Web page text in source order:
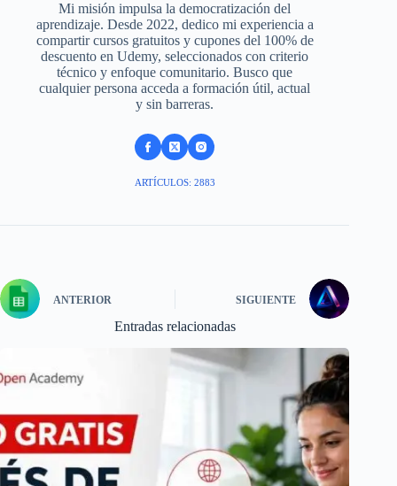
Mi misión impulsa la democratización del
aprendizaje. Desde 2022, dedico mi experiencia a
compartir cursos gratuitos y cupones del 100% de
descuento en Udemy, seleccionados con criterio
técnico y enfoque comunitario. Busco que
cualquier persona acceda a formación útil, actual
y sin barreras.
ARTÍCULOS: 2883
ANTERIOR SIGUIENTE
Entradas relacionadas